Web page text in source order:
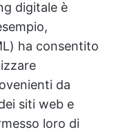
digitale è
ha consentito
da
siti web e
loro di